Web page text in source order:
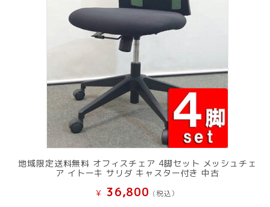
地域限定送料無料 オフィスチェア 4脚セット メッシュチェ
ア イトーキ サリダ キャスター付き 中古
¥ 36,800 (税込）